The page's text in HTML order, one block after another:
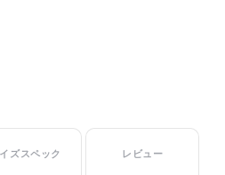
ズスペック レビュー